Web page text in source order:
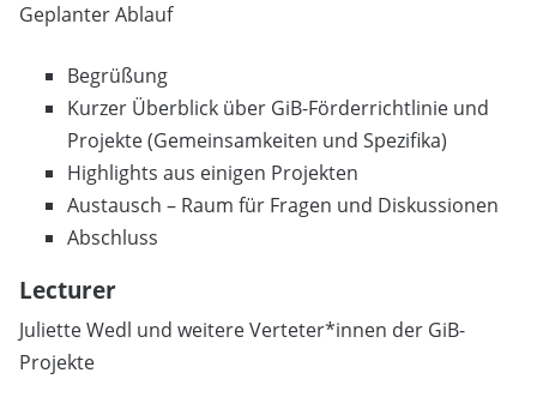
Geplanter Ablauf
Begrüßung
Kurzer Überblick über GiB-Förderrichtlinie und
Projekte (Gemeinsamkeiten und Spezifika)
Highlights aus einigen Projekten
Austausch – Raum für Fragen und Diskussionen
Abschluss
Lecturer
Juliette Wedl und weitere Verteter*innen der GiB-
Projekte